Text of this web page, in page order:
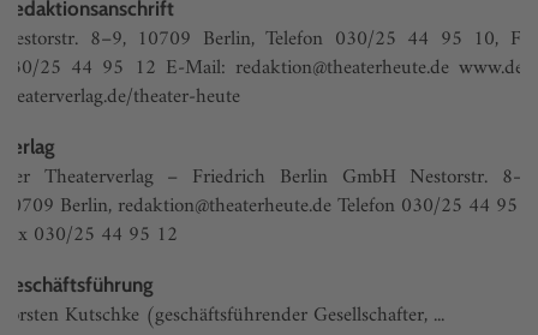
Redaktionsanschrift
Nestorstr. 8–9, 10709 Berlin, Telefon 030/25 44 95 10, Fax
030/25 44 95 12 E-Mail: redaktion@theaterheute.de www.der-
theaterverlag.de/theater-heute
Verlag
Der Theaterverlag – Friedrich Berlin GmbH Nestorstr. 8–9,
10709 Berlin, redaktion@theaterheute.deTelefon 030/25 44 95 0,
Fax 030/25 44 95 12
Geschäftsführung
Torsten Kutschke (geschäftsführender Gesellschafter, ...